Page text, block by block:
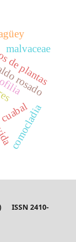
rosado
plantas
comocladia
malvaceae
cuabal
ISSN 2410-